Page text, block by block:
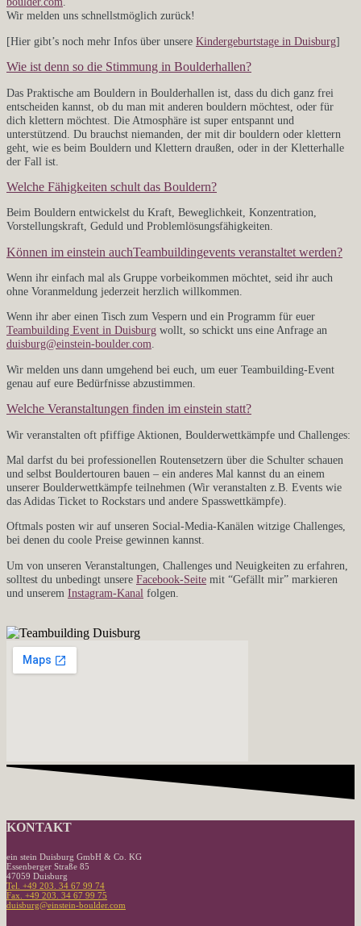
Wir melden uns schnellstmöglich zurück!
[Hier gibt’s noch mehr Infos über unsere Kindergeburtstage in Duisburg]
Wie ist denn so die Stimmung in Boulderhallen?
Das Praktische am Bouldern in Boulderhallen ist, dass du dich ganz frei
entscheiden kannst, ob du man mit anderen bouldern möchtest, oder für
dich klettern möchtest. Die Atmosphäre ist super entspannt und
unterstützend. Du brauchst niemanden, der mit dir bouldern oder klettern
geht, wie es beim Bouldern und Klettern draußen, oder in der Kletterhalle
der Fall ist.
Welche Fähigkeiten schult das Bouldern?
Beim Bouldern entwickelst du Kraft, Beweglichkeit, Konzentration,
Vorstellungskraft, Geduld und Problemlösungsfähigkeiten.
Können im einstein auchTeambuildingevents veranstaltet werden?
Wenn ihr einfach mal als Gruppe vorbeikommen möchtet, seid ihr auch
ohne Voranmeldung jederzeit herzlich willkommen.
Wenn ihr aber einen Tisch zum Vespern und ein Programm für euer
Teambuilding Event in Duisburg wollt, so schickt uns eine Anfrage an
duisburg@einstein-boulder.com.
Wir melden uns dann umgehend bei euch, um euer Teambuilding-Event
genau auf eure Bedürfnisse abzustimmen.
Welche Veranstaltungen finden im einstein statt?
Wir veranstalten oft pfiffige Aktionen, Boulderwettkämpfe und Challenges:
Mal darfst du bei professionellen Routensetzern über die Schulter schauen
und selbst Bouldertouren bauen – ein anderes Mal kannst du an einem
unserer Boulderwettkämpfe teilnehmen (Wir veranstalten z.B. Events wie
das Adidas Ticket to Rockstars und andere Spasswettkämpfe).
Oftmals posten wir auf unseren Social-Media-Kanälen witzige Challenges,
bei denen du coole Preise gewinnen kannst.
Um von unseren Veranstaltungen, Challenges und Neuigkeiten zu erfahren,
solltest du unbedingt unsere Facebook-Seite mit “Gefällt mir” markieren
und unserem Instagram-Kanal folgen.
KONTAKT
ein stein Duisburg GmbH & Co. KG
Essenberger Straße 85
47059 Duisburg
Tel. +49 203. 34 67 99 74
Fax. +49 203. 34 67 99 75
duisburg@einstein-boulder.com